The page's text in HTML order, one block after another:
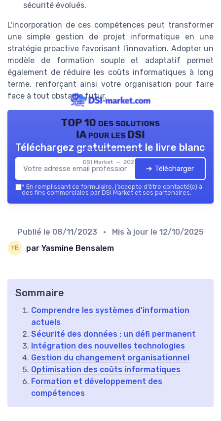
sécurité évolués.
L'incorporation de ces compétences peut transformer
une simple gestion de projet informatique en une
stratégie proactive favorisant l'innovation. Adopter un
modèle de formation souple et adaptatif permet
également de réduire les coûts informatiques à long
terme, renforçant ainsi votre organisation pour faire
face à tout obstacle futur.
TOP 10 des solutions
IA pour les DSI
DSI Market — 2026
Téléchargez gratuitement le livre blanc
➔ Télécharger
* En remplissant ce formulaire, j’accepte d’être contacté(e) à
des fins commerciales par DSI Market et ses partenaires.
Publié le 08/11/2023 • Mis à jour le 12/10/2025
par Yasmine Bensalem
Sommaire
Comprendre les systèmes d'information
actuels
Sécurité des données : un défi permanent
Intégration des nouvelles technologies
Gestion du changement organisationnel
Optimisation des coûts informatiques
Formation et développement des
compétences